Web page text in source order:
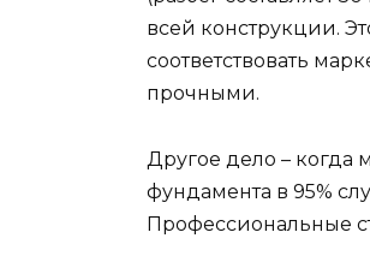
всей конструкции.
соответствовать
прочными.
Другое дело – когда
фундамента в 95%
Профессиональные